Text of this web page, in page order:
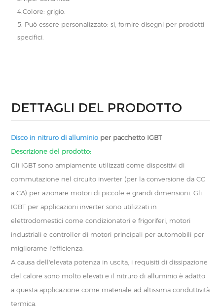
4.Colore: grigio.
5. Può essere personalizzato: sì, fornire disegni per prodotti
specifici.
DETTAGLI DEL PRODOTTO
Disco in nitruro di alluminio per pacchetto IGBT
Descrizione del prodotto:
Gli IGBT sono ampiamente utilizzati come dispositivi di
commutazione nel circuito inverter (per la conversione da CC
a CA) per azionare motori di piccole e grandi dimensioni. Gli
IGBT per applicazioni inverter sono utilizzati in
elettrodomestici come condizionatori e frigoriferi, motori
industriali e controller di motori principali per automobili per
migliorarne l'efficienza.
A causa dell'elevata potenza in uscita, i requisiti di dissipazione
del calore sono molto elevati e il nitruro di alluminio è adatto
a questa applicazione come materiale ad altissima conduttività
termica.